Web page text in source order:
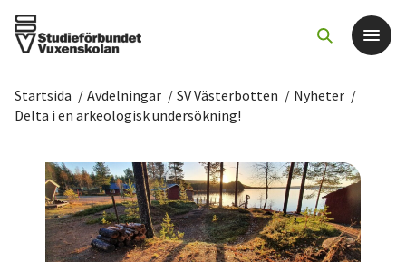
Det här gör vi
För dig som
Sök kurser och evenemang
Startsida / Avdelningar / SV Västerbotten / Nyheter /
Delta i en arkeologisk undersökning!